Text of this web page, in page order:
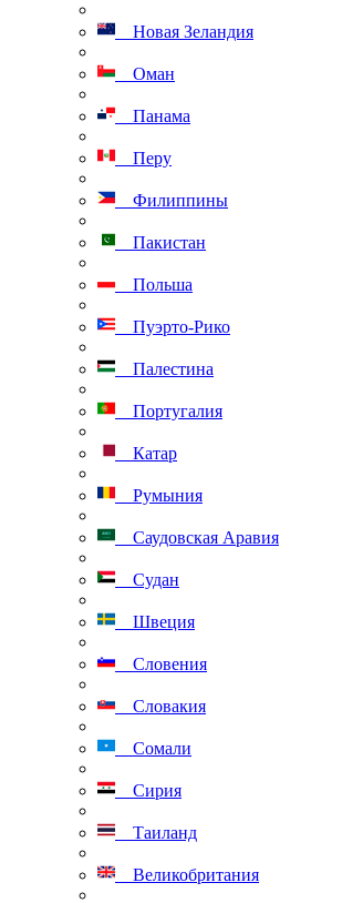
Новая Зеландия
Оман
Панама
Перу
Филиппины
Пакистан
Польша
Пуэрто-Рико
Палестина
Португалия
Катар
Румыния
Саудовская Аравия
Судан
Швеция
Словения
Словакия
Сомали
Сирия
Таиланд
Великобритания